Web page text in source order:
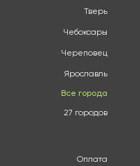
Тверь
Чебоксары
Череповец
Ярославль
Все города
27 городов
Оплата